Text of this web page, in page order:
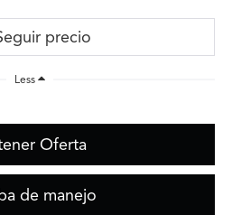
Less
Oferta
de manejo